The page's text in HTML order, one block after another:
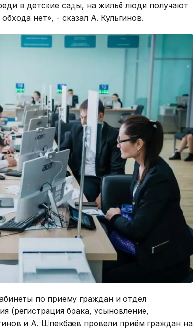
в детские сады, на жильё люди получают
нет», - сказал А. Кульгинов.
по приему граждан и отдел
(регистрация брака, усыновление,
и А. Шпекбаев провели приём граждан на